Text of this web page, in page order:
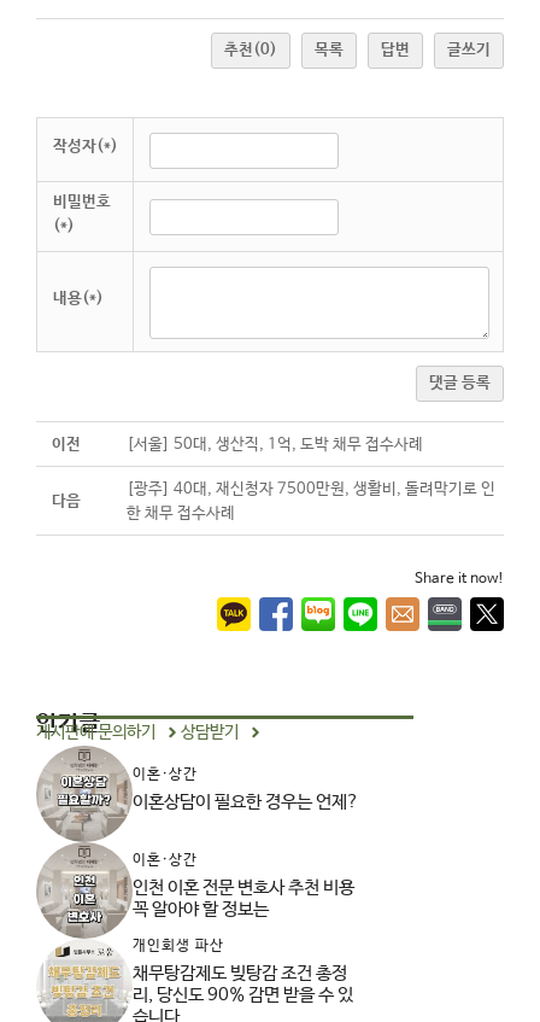
추천 (0) 목록 답변 글쓰기
작성자(*)
비밀번호
(*)
내용(*)
댓글 등록
이전 [서울] 50대, 생산직, 1억, 도박 채무 접수사례
다음
[광주] 40대, 재신청자 7500만원, 생활비, 돌려막기로 인
한 채무 접수사례
Share it now!
인기글
게시판에 문의하기 상담받기
이혼·상간
이혼상담이 필요한 경우는 언제?
이혼·상간
인천 이혼 전문 변호사 추천 비용
꼭 알아야 할 정보는
개인회생 파산
채무탕감제도 빚탕감 조건 총정
리, 당신도 90% 감면 받을 수 있
습니다